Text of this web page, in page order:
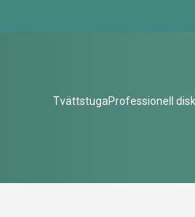
TvättstugaProfessionell disk